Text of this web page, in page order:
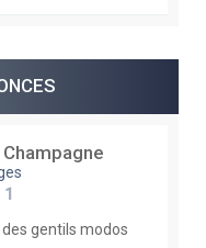
1
des gentils modos